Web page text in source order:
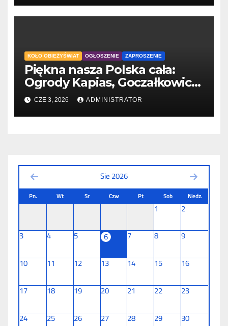
KOŁO OBIEŻYŚWIAT OGŁOSZENIE ZAPROSZENIE
Piękna nasza Polska cała:
Ogrody Kapias, Goczałkowice
Zdrój
CZE 3, 2026 ADMINISTRATOR
Sie 2026
Pn. Wt Sr Czw Pt Sob Niedz.
1
2
3
4 5 6 7 8
9
10
11 12 13 14 15
16
17
18 19 20 21 22
23
24
25 26 27 28 29
30